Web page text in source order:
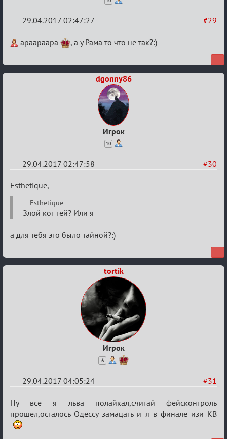
#29
29.04.2017 02:47:27
Re:
Вендетты
apaapaapa , а у Рама то что не так?:)
dgonny86
Игрок
10
#30
29.04.2017 02:47:58
Re:
Кубок
Вендетты
Esthetique,
Esthetique
Злой кот гей? Или я
а для тебя это было тайной?:)
tortik
Игрок
6
#31
29.04.2017 04:05:24
Re:
Кубок
Вендетты
Ну все я льва полайкал,считай фейсконтроль
прошел,осталось Одессу замацать и я в финале изи КВ